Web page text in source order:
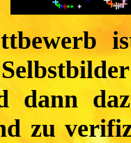
dann
zu